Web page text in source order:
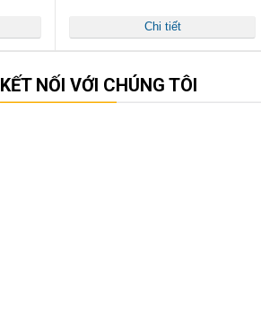
Chi tiết
KẾT NỐI VỚI CHÚNG TÔI